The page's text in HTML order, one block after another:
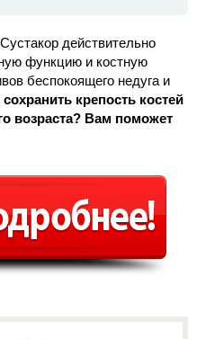
действительно
функцию и костную
беспокоящего недуга и
крепость костей
возраста? Вам поможет